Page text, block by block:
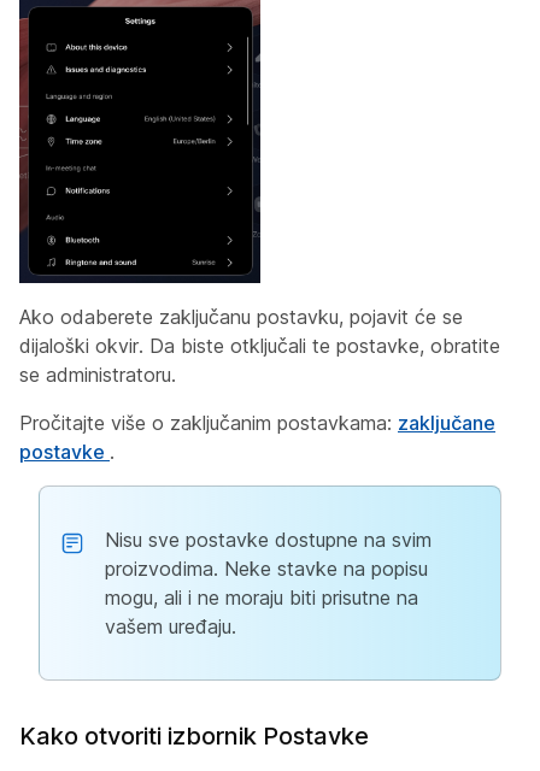
Ako odaberete zaključanu postavku, pojavit će se
dijaloški okvir. Da biste otključali te postavke, obratite
se administratoru.
Pročitajte više o zaključanim postavkama: zaključane
postavke .
Nisu sve postavke dostupne na svim
proizvodima. Neke stavke na popisu
mogu, ali i ne moraju biti prisutne na
vašem uređaju.
Kako otvoriti izbornik Postavke